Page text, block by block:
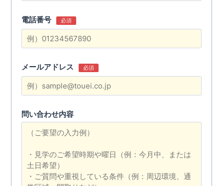
電話番号 必須
メールアドレス 必須
問い合わせ内容